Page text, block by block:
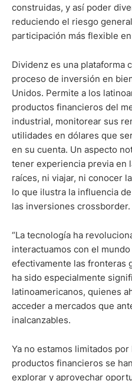
construidas, y así poder
reduciendo el riesgo
participación más flexible
Dividenz es una plataforma
proceso de inversión en
Unidos. Permite a los
productos financieros del
industrial, monitorear sus
utilidades en dólares que
en su cuenta. Un aspecto
tener experiencia previa en
raíces, ni viajar, ni conocer
lo que ilustra la influencia
las inversiones crossborder.
“La tecnología ha
interactuamos con el
efectivamente las fronteras
ha sido especialmente
latinoamericanos, quienes
acceder a mercados que
inalcanzables.
Ya no estamos limitados
productos financieros se
explorar y aprovechar